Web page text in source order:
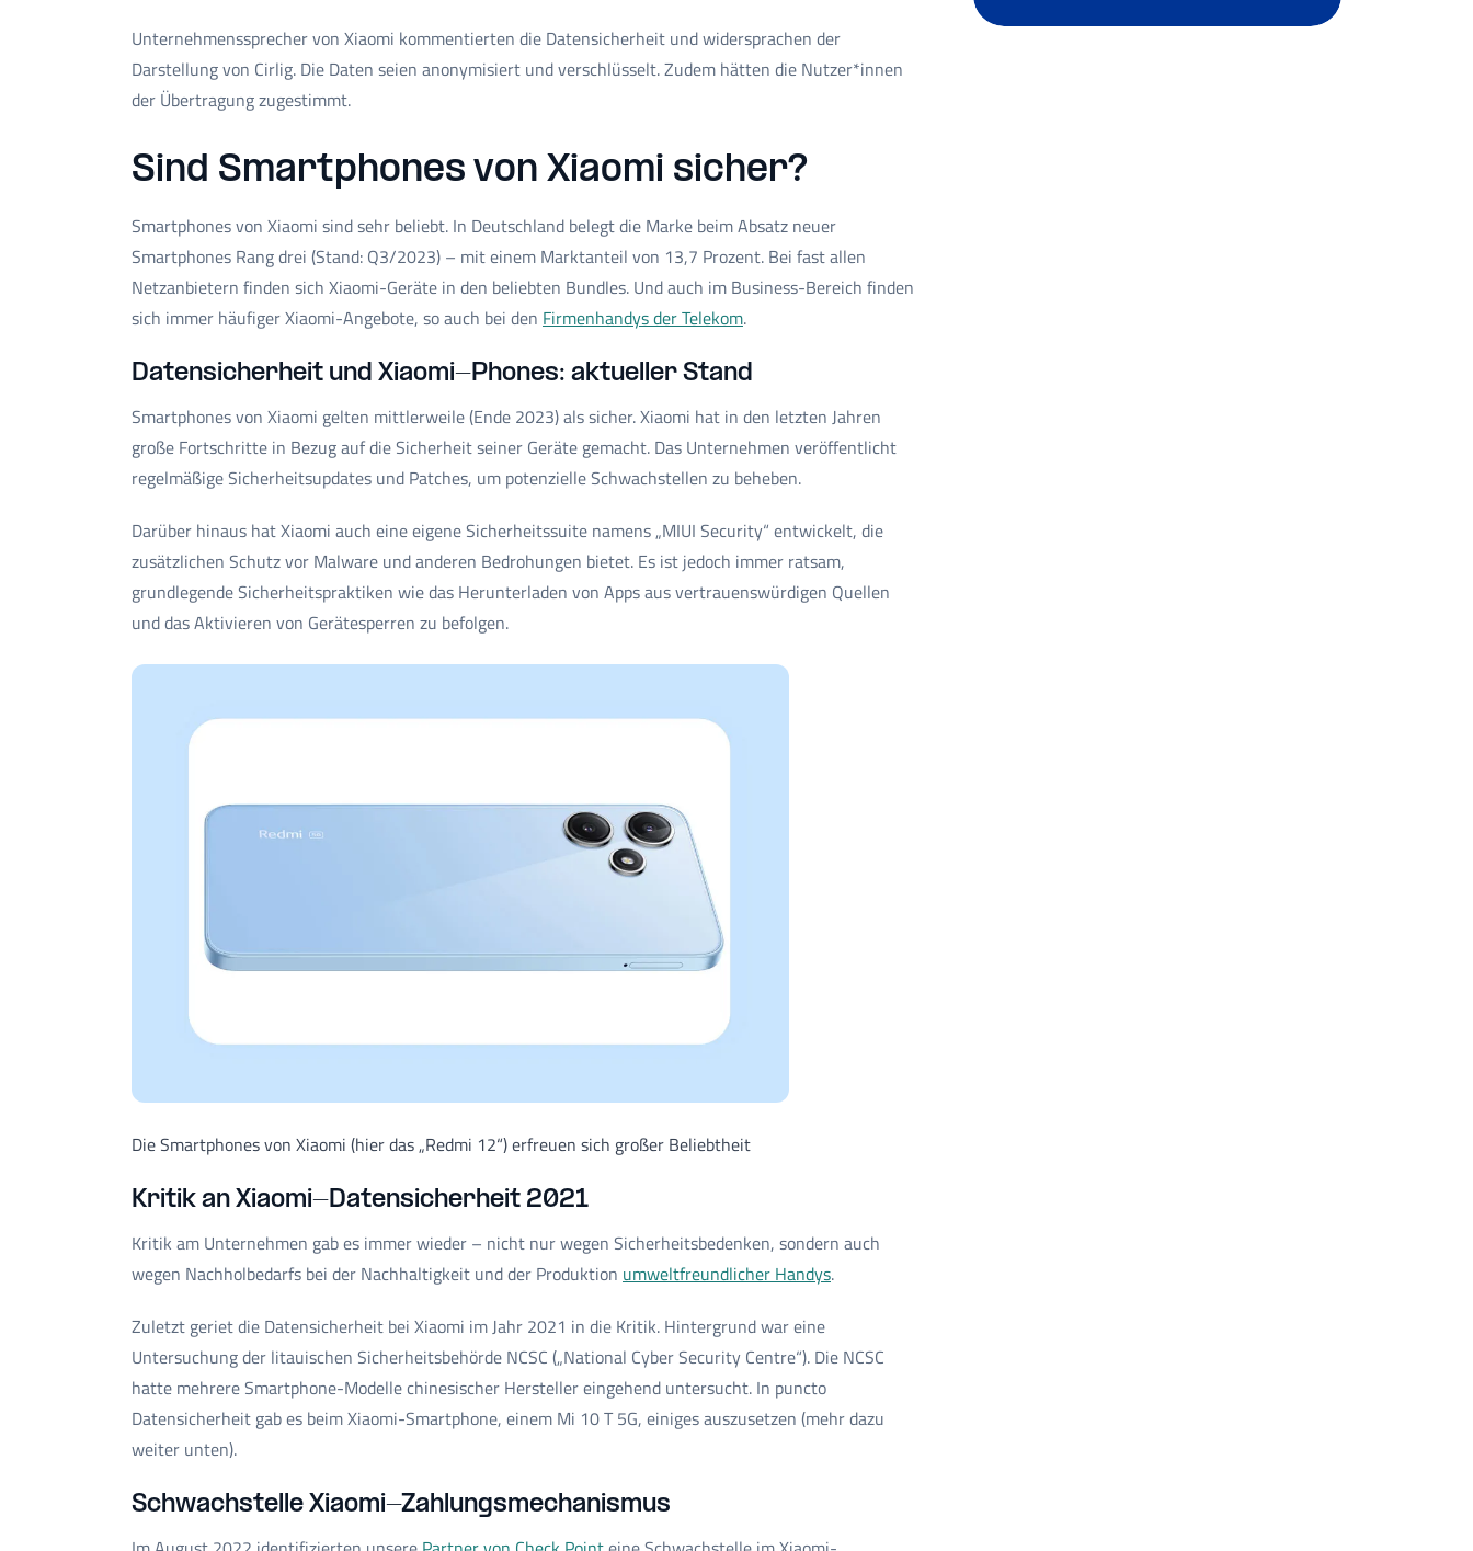
Unternehmenssprecher von Xiaomi kommentierten die Datensicherheit und widersprachen der
Darstellung von Cirlig. Die Daten seien anonymisiert und verschlüsselt. Zudem hätten die Nutzer*innen
der Übertragung zugestimmt.
Sind Smartphones von Xiaomi sicher?
Smartphones von Xiaomi sind sehr beliebt. In Deutschland belegt die Marke beim Absatz neuer
Smartphones Rang drei (Stand: Q3/2023) – mit einem Marktanteil von 13,7 Prozent. Bei fast allen
Netzanbietern finden sich Xiaomi-Geräte in den beliebten Bundles. Und auch im Business-Bereich finden
sich immer häufiger Xiaomi-Angebote, so auch bei den Firmenhandys der Telekom.
Datensicherheit und Xiaomi-Phones: aktueller Stand
Smartphones von Xiaomi gelten mittlerweile (Ende 2023) als sicher. Xiaomi hat in den letzten Jahren
große Fortschritte in Bezug auf die Sicherheit seiner Geräte gemacht. Das Unternehmen veröffentlicht
regelmäßige Sicherheitsupdates und Patches, um potenzielle Schwachstellen zu beheben.
Darüber hinaus hat Xiaomi auch eine eigene Sicherheitssuite namens „MIUI Security“ entwickelt, die
zusätzlichen Schutz vor Malware und anderen Bedrohungen bietet. Es ist jedoch immer ratsam,
grundlegende Sicherheitspraktiken wie das Herunterladen von Apps aus vertrauenswürdigen Quellen
und das Aktivieren von Gerätesperren zu befolgen.
Die Smartphones von Xiaomi (hier das „Redmi 12“) erfreuen sich großer Beliebtheit
Kritik an Xiaomi-Datensicherheit 2021
Kritik am Unternehmen gab es immer wieder – nicht nur wegen Sicherheitsbedenken, sondern auch
wegen Nachholbedarfs bei der Nachhaltigkeit und der Produktion umweltfreundlicher Handys.
Zuletzt geriet die Datensicherheit bei Xiaomi im Jahr 2021 in die Kritik. Hintergrund war eine
Untersuchung der litauischen Sicherheitsbehörde NCSC („National Cyber Security Centre“). Die NCSC
hatte mehrere Smartphone-Modelle chinesischer Hersteller eingehend untersucht. In puncto
Datensicherheit gab es beim Xiaomi-Smartphone, einem Mi 10 T 5G, einiges auszusetzen (mehr dazu
weiter unten).
Schwachstelle Xiaomi-Zahlungsmechanismus